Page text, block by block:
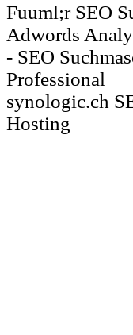
Fuuml;r SEO
Adwords
- SEO
Professional
synologic.ch
Hosting